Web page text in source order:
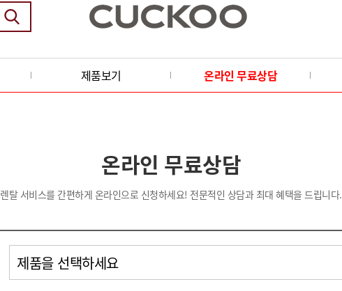
제품보기 온라인 무료상담
온라인 무료상담
렌탈 서비스를 간편하게 온라인으로 신청하세요! 전문적인 상담과 최대 혜택을 드립니다.
제품을 선택하세요